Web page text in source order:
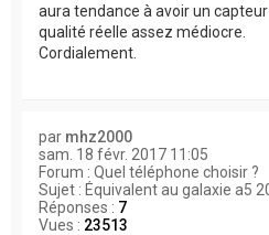
aura tendance à avoir un
qualité réelle assez médiocre.
Cordialement.
par mhz2000
sam. 18 févr. 2017 11:05
Forum : Quel téléphone choisir ?
Sujet : Équivalent au galaxie a5
Réponses : 7
Vues : 23513